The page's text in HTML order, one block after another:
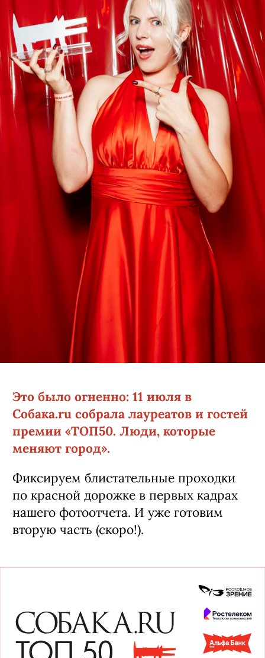
Это было огненно: 11 июля в
Собака.ru собрала лауреатов и гостей
премии «ТОП50. Люди, которые
меняют город».
Фиксируем блистательные проходки
по красной дорожке в первых кадрах
нашего фотоотчета. И уже готовим
вторую часть (скоро!).